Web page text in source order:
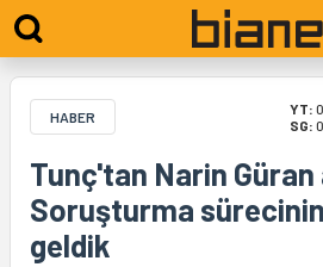
HABER YT:
SG:
Tunç'tan Narin Güran
Soruşturma
geldik